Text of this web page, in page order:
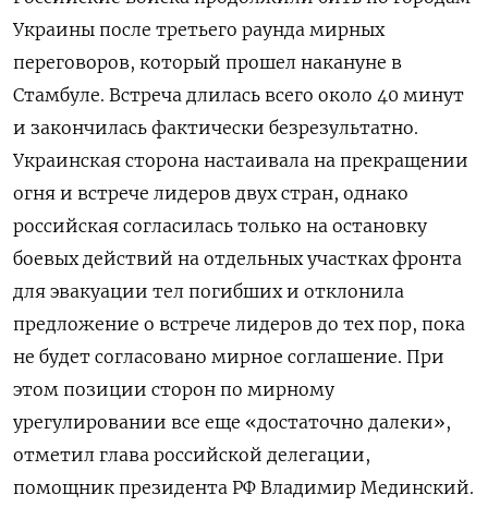
Украины после третьего раунда мирных
переговоров, который прошел накануне в
Стамбуле. Встреча длилась всего около 40 минут
и закончилась фактически безрезультатно.
Украинская сторона настаивала на прекращении
огня и встрече лидеров двух стран, однако
российская согласилась только на остановку
боевых действий на отдельных участках фронта
для эвакуации тел погибших и отклонила
предложение о встрече лидеров до тех пор, пока
не будет согласовано мирное соглашение. При
этом позиции сторон по мирному
урегулировании все еще «достаточно далеки»,
отметил глава российской делегации,
помощник президента РФ Владимир Мединский.